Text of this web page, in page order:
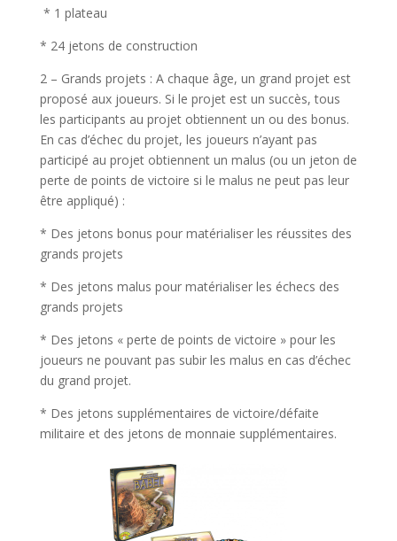
* 1 plateau
* 24 jetons de construction
2 – Grands projets : A chaque âge, un grand projet est
proposé aux joueurs. Si le projet est un succès, tous
les participants au projet obtiennent un ou des bonus.
En cas d’échec du projet, les joueurs n’ayant pas
participé au projet obtiennent un malus (ou un jeton de
perte de points de victoire si le malus ne peut pas leur
être appliqué) :
* Des jetons bonus pour matérialiser les réussites des
grands projets
* Des jetons malus pour matérialiser les échecs des
grands projets
* Des jetons « perte de points de victoire » pour les
joueurs ne pouvant pas subir les malus en cas d’échec
du grand projet.
* Des jetons supplémentaires de victoire/défaite
militaire et des jetons de monnaie supplémentaires.